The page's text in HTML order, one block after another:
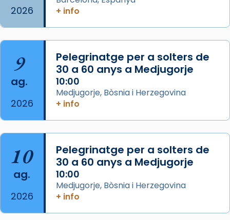
Semproniana (“relatiu a Semprònia =
eterna”) són deixebles seves. I l’any 1667, el
frare Joan Gaspar Roig, afirma en una obra
que les santes són filles de l’antiga Iluro.
Mataró en reivindicarà les relíquies fins que
les aconseguirà el 1772. L’ofici que es canta
a la “Missa de les Santes” (“Missa de
Glòria”) fou composta el 1848 per Mn.
Manuel Blanch, amb aire d’òpera
italianitzant; s’interpreta per privilegi
pontifici, amb orquestra i cor, i té una
duració aproximada de tres hores. Després,
processó (recuperada el 1972) al voltant
del temple amb les relíquies de les santes.
Des de 1985 hi participa també un grup de
diablesses amb música i ball propis. Festa
2026
+ info
9
ag.
2026
Pelegrinatge per a solters de
30 a 60 anys a Medjugorje
10:00
Medjugorje, Bòsnia i Herzegovina
+ info
10
ag.
2026
Pelegrinatge per a solters de
30 a 60 anys a Medjugorje
10:00
Medjugorje, Bòsnia i Herzegovina
+ info